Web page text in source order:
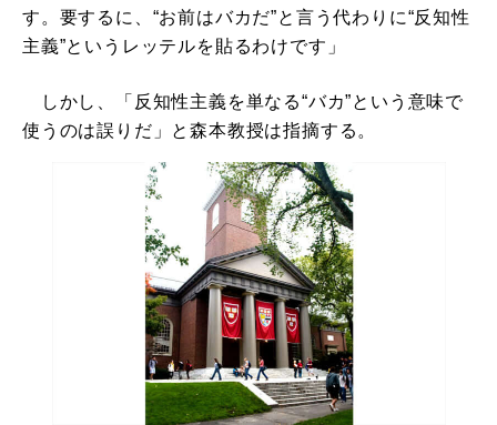
す。要するに、“お前はバカだ”と言う代わりに“反知性
主義”というレッテルを貼るわけです」
しかし、「反知性主義を単なる“バカ”という意味で
使うのは誤りだ」と森本教授は指摘する。